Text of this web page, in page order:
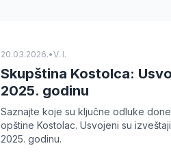
20.03.2026.•V. I.
Skupština Kostolca:
2025. godinu
Saznajte koje su ključne odluke
opštine Kostolac. Usvojeni su
2025. godinu.